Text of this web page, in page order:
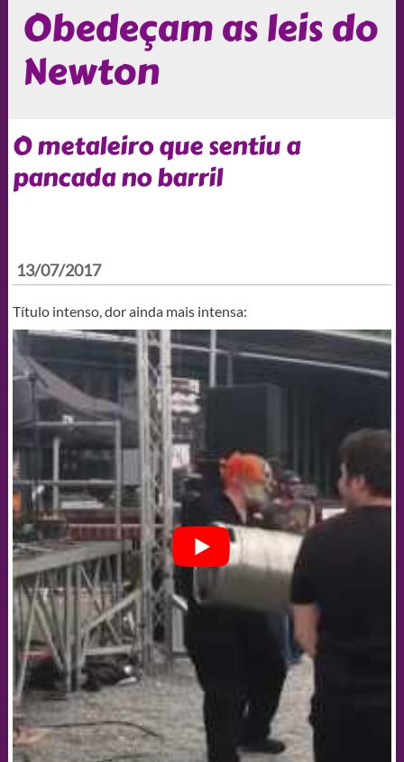
Obedeçam as leis do
Newton
O metaleiro que sentiu a
pancada no barril
13/07/2017
Título intenso, dor ainda mais intensa: